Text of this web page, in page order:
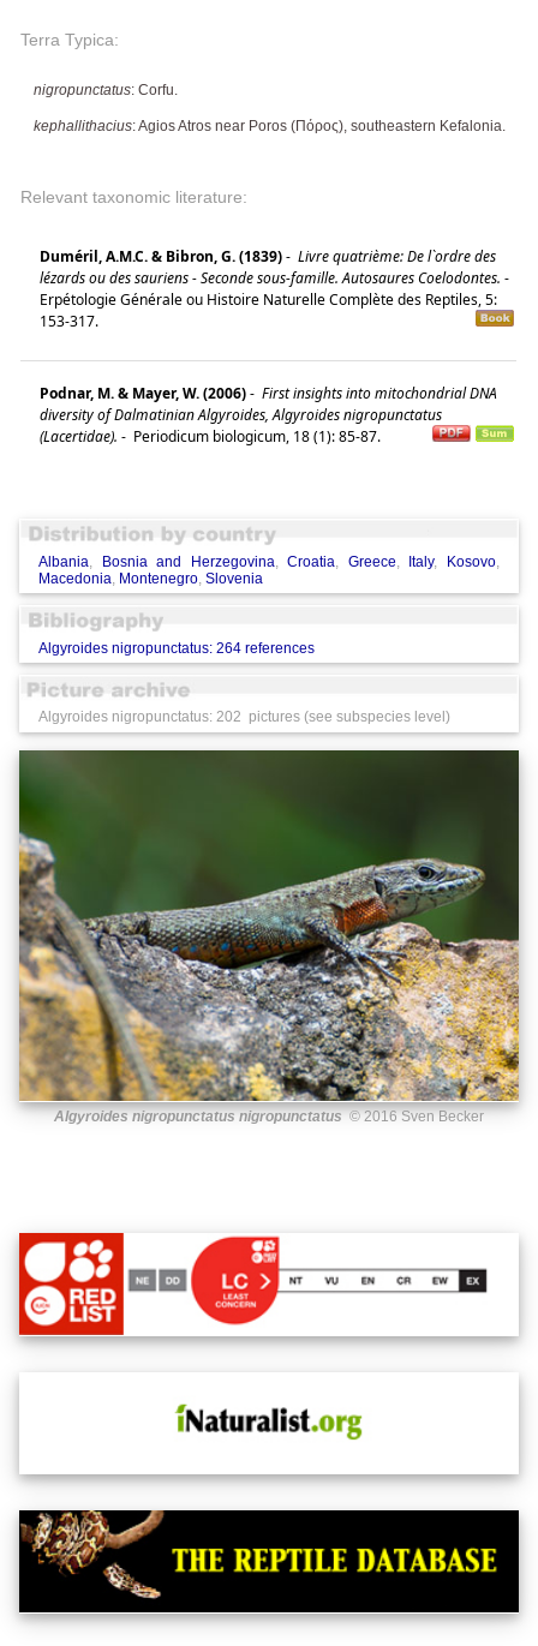
Terra Typica:
nigropunctatus: Corfu.
kephallithacius: Agios Atros near Poros (Πόρος), southeastern Kefalonia.
Relevant taxonomic literature:
Duméril, A.M.C. & Bibron, G. (1839)- Livre quatrième: De l`ordre des
lézards ou des sauriens - Seconde sous-famille. Autosaures Coelodontes. -
Erpétologie Générale ou Histoire Naturelle Complète des Reptiles, 5:
153-317.
Podnar, M. & Mayer, W. (2006)- First insights into mitochondrial DNA
diversity of Dalmatinian Algyroides, Algyroides nigropunctatus
(Lacertidae). - Periodicum biologicum, 18 (1): 85-87.
Albania, Bosnia and Herzegovina,Croatia, Greece, Italy, Kosovo,
Macedonia, Montenegro, Slovenia
Algyroides nigropunctatus: 264 references
Algyroides nigropunctatus: 202 pictures (see subspecies level)
Algyroides nigropunctatus nigropunctatus© 2016 Sven Becker